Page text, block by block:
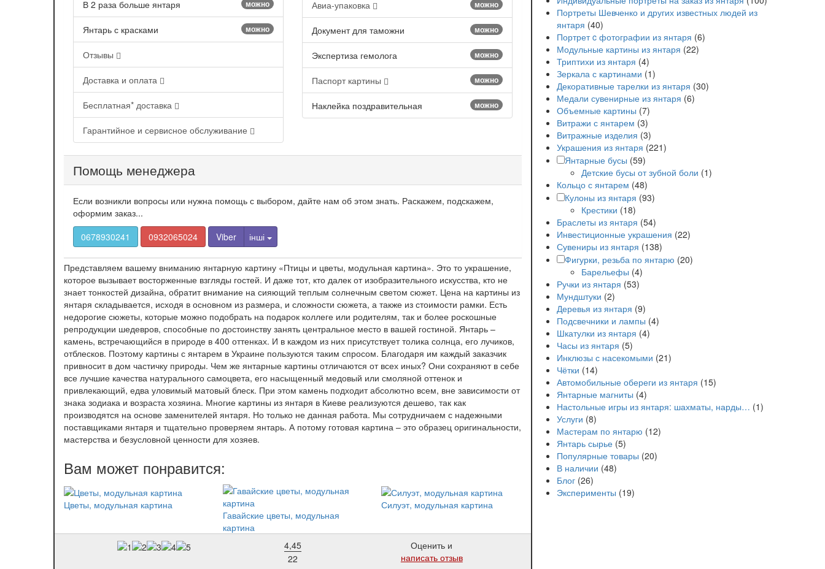
можно
В 2 раза больше янтаря
можно
Янтарь с красками
Отзывы
Доставка и оплата
Бесплатная* доставка
Гарантийное и сервисное обслуживание
можно
Авиа-упаковка
можно
Документ для таможни
можно
Экспертиза гемолога
можно
Паспорт картины
можно
Наклейка поздравительная
Помощь менеджера
Если возникли вопросы или нужна помощь с выбором, дайте нам об этом знать. Раскажем, подскажем,
оформим заказ...
0678930241
0932065024 Viber інші
Представляем вашему вниманию янтарную картину «‎Птицы и цветы, модульная картина». Это то украшение,
которое вызывает восторженные взгляды гостей. И даже тот, кто далек от изобразительного искусства, кто не
знает тонкостей дизайна, обратит внимание на сияющий теплым солнечным светом сюжет. Цена на картины из
янтаря складывается, исходя в основном из размера, и сложности сюжета, а также из стоимости рамки. Есть
недорогие сюжеты, которые можно подобрать на подарок коллеге или родителям, так и более роскошные
репродукции шедевров, способные по достоинству занять центральное место в вашей гостиной. Янтарь –
камень, встречающийся в природе в 400 оттенках. И в каждом из них присутствует толика солнца, его лучиков,
отблесков. Поэтому картины с янтарем в Украине пользуются таким спросом. Благодаря им каждый заказчик
привносит в дом частичку природы. Чем же янтарные картины отличаются от всех иных? Они сохраняют в себе
все лучшие качества натурального самоцвета, его насыщенный медовый или смоляной оттенок и
привлекающий, едва уловимый матовый блеск. При этом камень подходит абсолютно всем, вне зависимости от
знака зодиака и возраста хозяина. Многие картины из янтаря в Киеве реализуются дешево, так как
производятся на основе заменителей янтаря. Но только не данная работа. Мы сотрудничаем с надежными
поставщиками янтаря и тщательно проверяем янтарь. А потому готовая картина – это образец оригинальности,
мастерства и безусловной ценности для хозяев.
Цветы, модульная картина
Гавайские цветы, модульная
картина
Силуэт, модульная картина
4,45
22
Оценить и
написать отзыв
Портреты Шевченко и других известных людей из
янтаря (40)
Портрет c фотографии из янтаря (6)
Модульные картины из янтаря (22)
Триптихи из янтаря (4)
Зеркала с картинами (1)
Декоративные тарелки из янтаря (30)
Медали сувенирные из янтаря (6)
Объемные картины (7)
Витражи с янтарем (3)
Витражные изделия (3)
Украшения из янтаря (221)
Янтарные бусы (59)
Детские бусы от зубной боли (1)
Кольцо с янтарем (48)
Кулоны из янтаря (93)
Крестики (18)
Браслеты из янтаря (54)
Инвестиционные украшения (22)
Сувениры из янтаря (138)
Фигурки, резьба по янтарю (20)
Барельефы (4)
Ручки из янтаря (53)
Мундштуки (2)
Деревья из янтаря (9)
Подсвечники и лампы (4)
Шкатулки из янтаря (4)
Часы из янтаря (5)
Инклюзы с насекомыми (21)
Чётки (14)
Автомобильные обереги из янтаря (15)
Янтарные магниты (4)
Настольные игры из янтаря: шахматы, нарды… (1)
Услуги (8)
Мастерам по янтарю (12)
Янтарь сырье (5)
Популярные товары (20)
В наличии (48)
Блог (26)
Эксперименты (19)